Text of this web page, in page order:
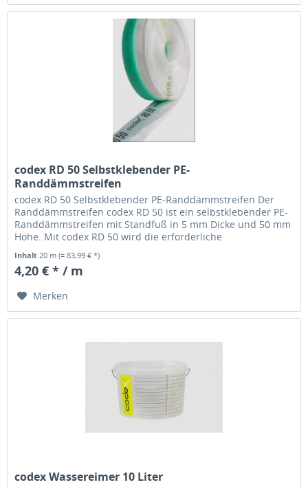
codex RD 50 Selbstklebender PE-
Randdämmstreifen
codex RD 50 Selbstklebender PE-Randdämmstreifen Der
Randdämmstreifen codex RD 50 ist ein selbstklebender PE-
Randdämmstreifen mit Standfuß in 5 mm Dicke und 50 mm
Höhe. Mit codex RD 50 wird die erforderliche
Schalltrennung zwischen Wand-...
Inhalt 20 m(= 83,99 € *)
4,20 € * / m
Merken
codex Wassereimer 10 Liter